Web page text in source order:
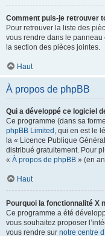
Comment puis-je retrouver
Pour retrouver la liste des
vous rendre dans le panneau
la section des pièces jointes.
Haut
À propos de phpBB
Qui a développé ce logiciel
Ce programme (dans sa
phpBB Limited , qui en est le
la « Licence Publique
distribué gratuitement. Pour
« À propos de phpBB » (en
Haut
Pourquoi la fonctionnalité X
Ce programme a été
vous souhaitez proposer
vous rendre sur notre centre